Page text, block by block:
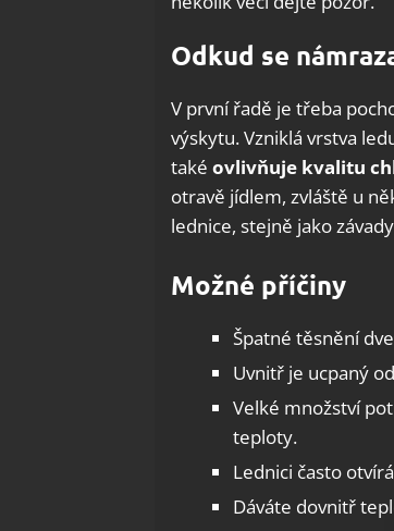
Odkud se
V první řadě je třeba
výskytu. Vzniklá vrstva
také ovlivňuje kvalitu
otravě jídlem, zvláště u
lednice, stejně jako
Možné příčiny
Špatné těsnění
Uvnitř je ucpaný
Velké množství
teploty.
Lednici často
Dáváte dovnitř